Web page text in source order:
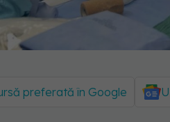
preferată în Google